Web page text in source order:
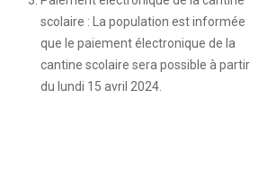
scolaire : La population est informée
que le paiement électronique de la
cantine scolaire sera possible à partir
du lundi 15 avril 2024.